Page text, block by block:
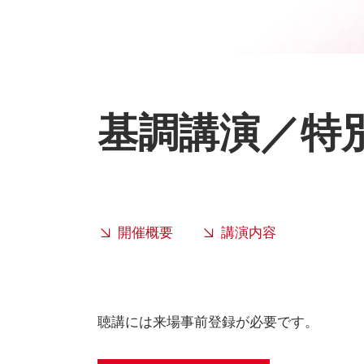
基調講演／特
開催概要 講演内容
聴講には来場事前登録が必要です。